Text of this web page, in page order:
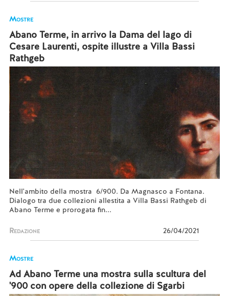
Mostre
Abano Terme, in arrivo la Dama del lago di
Cesare Laurenti, ospite illustre a Villa Bassi
Rathgeb
Nell'ambito della mostra 6/900. Da Magnasco a Fontana.
Dialogo tra due collezioni allestita a Villa Bassi Rathgeb di
Abano Terme e prorogata fin...
Redazione 26/04/2021
Mostre
Ad Abano Terme una mostra sulla scultura del
'900 con opere della collezione di Sgarbi